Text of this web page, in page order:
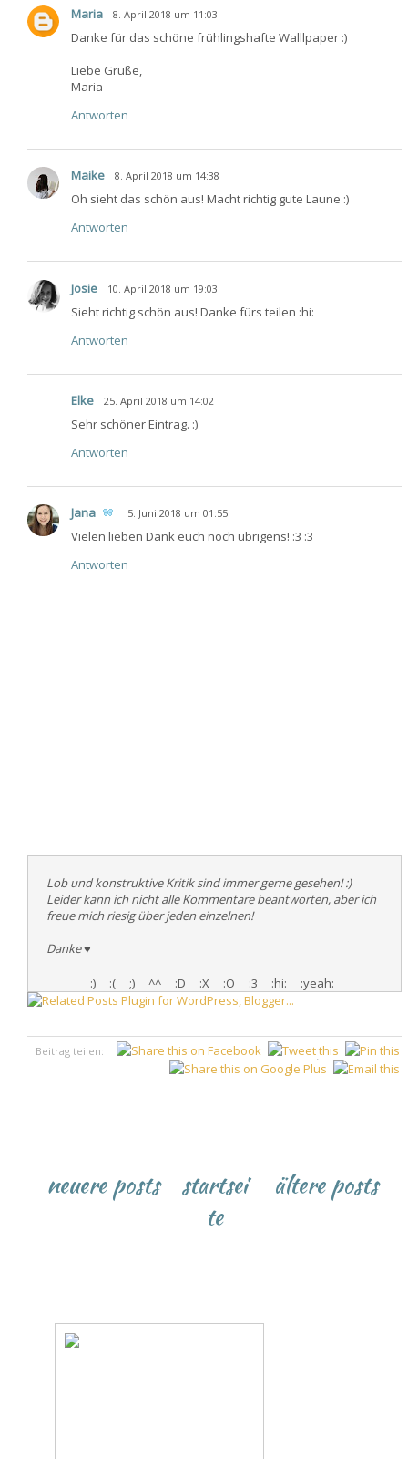
Maria 8. April 2018 um 11:03
Danke für das schöne frühlingshafte Walllpaper :)
Liebe Grüße,
Maria
Antworten
Maike 8. April 2018 um 14:38
Oh sieht das schön aus! Macht richtig gute Laune :)
Antworten
Josie 10. April 2018 um 19:03
Sieht richtig schön aus! Danke fürs teilen :hi:
Antworten
Elke 25. April 2018 um 14:02
Sehr schöner Eintrag. :)
Antworten
Jana 5. Juni 2018 um 01:55
Vielen lieben Dank euch noch übrigens! :3 :3
Antworten
Lob und konstruktive Kritik sind immer gerne gesehen! :)
Leider kann ich nicht alle Kommentare beantworten, aber ich
freue mich riesig über jeden einzelnen!
Danke♥
:) :( ;) ^^ :D :X :O :3 :hi: :yeah:
♥
Beitrag teilen:
neuere posts ältere posts
startsei
te